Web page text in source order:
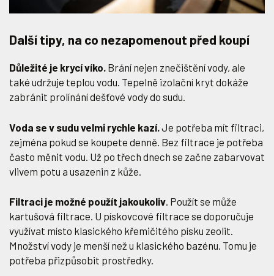
Další tipy, na co nezapomenout před koupí
Důležité je krycí víko. Brání nejen znečištění vody, ale
také udržuje teplou vodu. Tepelně izolační kryt dokáže
zabránit prolínání dešťové vody do sudu.
Voda se v sudu velmi rychle kazí. Je potřeba mít filtraci,
zejména pokud se koupete denně. Bez filtrace je potřeba
často měnit vodu. Už po třech dnech se začne zabarvovat
vlivem potu a usazenin z kůže.
Filtraci je možné použít jakoukoliv. Použít se může
kartušová filtrace. U pískovcové filtrace se doporučuje
využívat místo klasického křemičitého písku zeolit.
Množství vody je menší než u klasického bazénu. Tomu je
potřeba přizpůsobit prostředky.